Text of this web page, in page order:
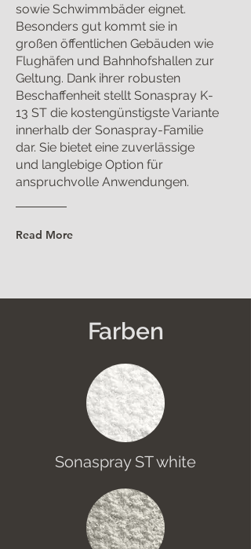
sowie Schwimmbäder eignet.
Besonders gut kommt sie in
großen öffentlichen Gebäuden wie
Flughäfen und Bahnhofshallen zur
Geltung. Dank ihrer robusten
Beschaffenheit stellt Sonaspray K-
13 ST die kostengünstigste Variante
innerhalb der Sonaspray-Familie
dar. Sie bietet eine zuverlässige
und langlebige Option für
anspruchvolle Anwendungen.
Read More
Farben
Sonaspray ST white